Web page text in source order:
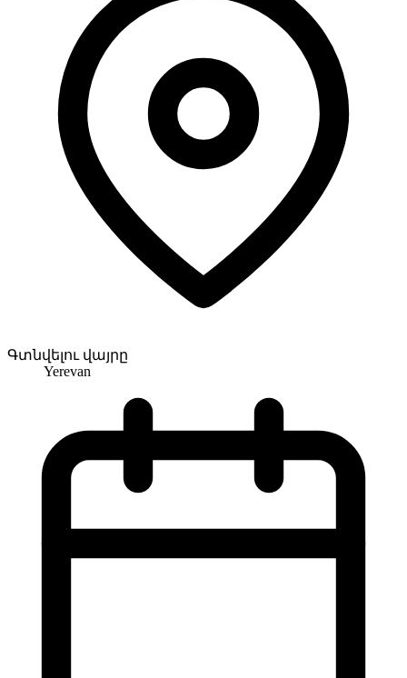
Գտնվելու վայրը
Yerevan